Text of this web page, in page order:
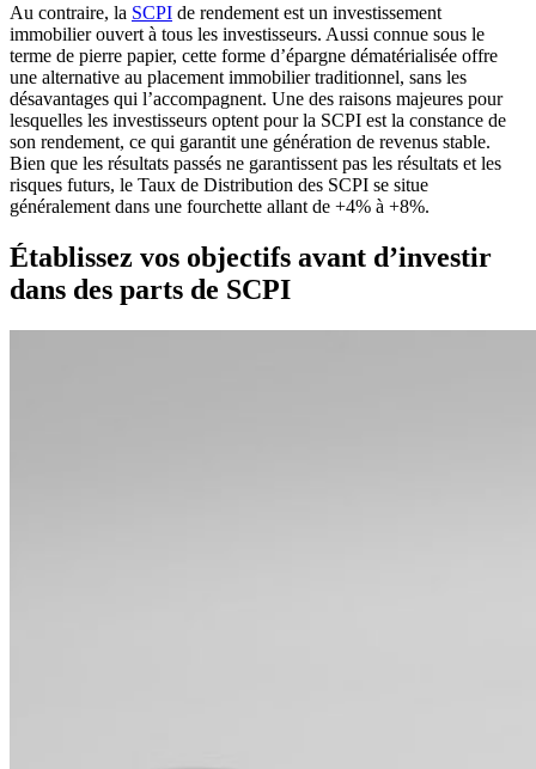
Au contraire, la SCPI de rendement est un investissement
immobilier ouvert à tous les investisseurs. Aussi connue sous le
terme de pierre papier, cette forme d’épargne dématérialisée offre
une alternative au placement immobilier traditionnel, sans les
désavantages qui l’accompagnent. Une des raisons majeures pour
lesquelles les investisseurs optent pour la SCPI est la constance de
son rendement, ce qui garantit une génération de revenus stable.
Bien que les résultats passés ne garantissent pas les résultats et les
risques futurs, le Taux de Distribution des SCPI se situe
généralement dans une fourchette allant de +4% à +8%.
Établissez vos objectifs avant d’investir
dans des parts de SCPI